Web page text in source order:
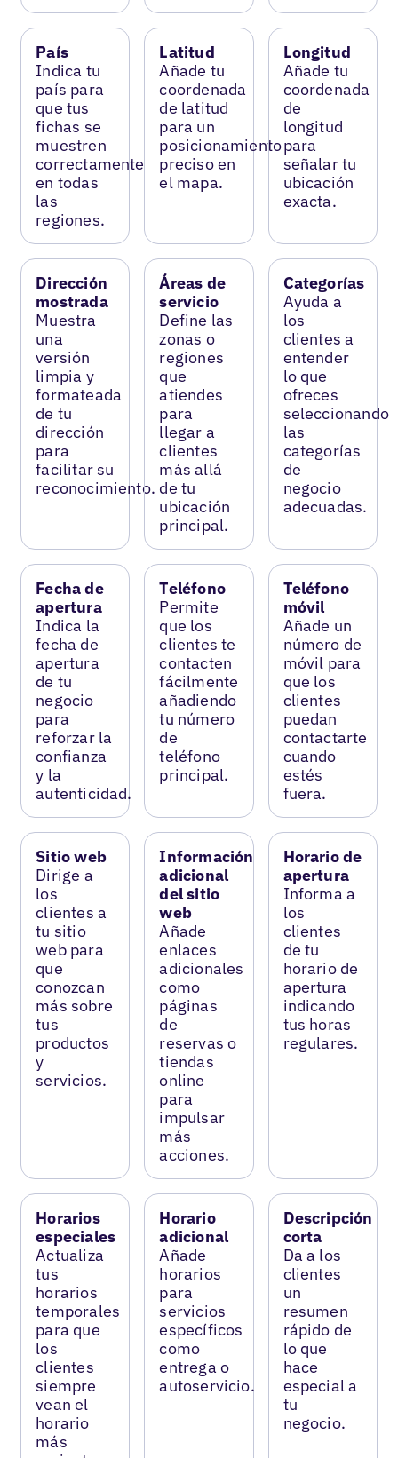
País
Indica tu
país para
que tus
fichas se
muestren
correctamente
en todas
las
regiones.
Latitud
Añade tu
coordenada
de latitud
para un
posicionamiento
preciso en
el mapa.
Longitud
Añade tu
coordenada
de
longitud
para
señalar tu
ubicación
exacta.
Dirección
mostrada
Muestra
una
versión
limpia y
formateada
de tu
dirección
para
facilitar su
reconocimiento.
Áreas de
servicio
Define las
zonas o
regiones
que
atiendes
para
llegar a
clientes
más allá
de tu
ubicación
principal.
Categorías
Ayuda a
los
clientes a
entender
lo que
ofreces
seleccionando
las
categorías
de
negocio
adecuadas.
Fecha de
apertura
Indica la
fecha de
apertura
de tu
negocio
para
reforzar la
confianza
y la
autenticidad.
Teléfono
Permite
que los
clientes te
contacten
fácilmente
añadiendo
tu número
de
teléfono
principal.
Teléfono
móvil
Añade un
número de
móvil para
que los
clientes
puedan
contactarte
cuando
estés
fuera.
Sitio web
Dirige a
los
clientes a
tu sitio
web para
que
conozcan
más sobre
tus
productos
y
servicios.
Información
adicional
del sitio
web
Añade
enlaces
adicionales
como
páginas
de
reservas o
tiendas
online
para
impulsar
más
acciones.
Horario de
apertura
Informa a
los
clientes
de tu
horario de
apertura
indicando
tus horas
regulares.
Horarios
especiales
Actualiza
tus
horarios
temporales
para que
los
clientes
siempre
vean el
horario
más
Horario
adicional
Añade
horarios
para
servicios
específicos
como
entrega o
autoservicio.
Descripción
corta
Da a los
clientes
un
resumen
rápido de
lo que
hace
especial a
tu
negocio.